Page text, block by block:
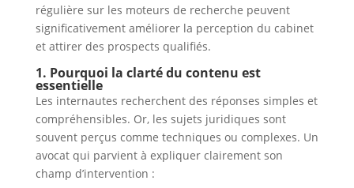
régulière sur les moteurs de recherche peuvent
significativement améliorer la perception du cabinet
et attirer des prospects qualifiés.
1. Pourquoi la clarté du contenu est
essentielle
Les internautes recherchent des réponses simples et
compréhensibles. Or, les sujets juridiques sont
souvent perçus comme techniques ou complexes. Un
avocat qui parvient à expliquer clairement son
champ d’intervention :